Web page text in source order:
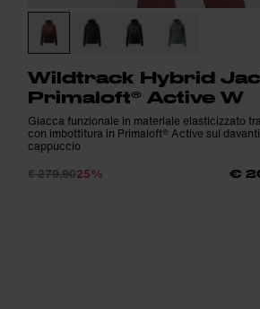
Wildtrack Hybrid
Primaloft® Active W
Giacca funzionale in materiale elasticizzato
con imbottitura in Primaloft® Active sul
cappuccio
€ 279,9025% €